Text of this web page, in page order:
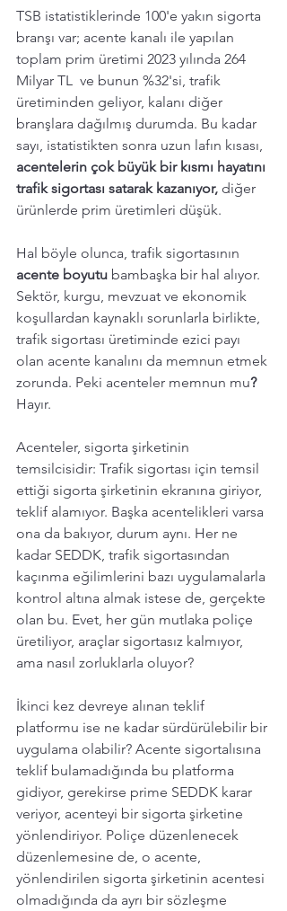
TSB istatistiklerinde 100'e yakın sigorta
branşı var; acente kanalı ile yapılan
toplam prim üretimi 2023 yılında 264
Milyar TL  ve bunun %32'si, trafik
üretiminden geliyor, kalanı diğer
branşlara dağılmış durumda. Bu kadar
sayı, istatistikten sonra uzun lafın kısası,
acentelerin çok büyük bir kısmı hayatını
trafik sigortası satarak kazanıyor, diğer
ürünlerde prim üretimleri düşük.
Hal böyle olunca, trafik sigortasının
acente boyutu bambaşka bir hal alıyor.
Sektör, kurgu, mevzuat ve ekonomik
koşullardan kaynaklı sorunlarla birlikte,
trafik sigortası üretiminde ezici payı
olan acente kanalını da memnun etmek
zorunda. Peki acenteler memnun mu?
Hayır.
Acenteler, sigorta şirketinin
temsilcisidir: Trafik sigortası için temsil
ettiği sigorta şirketinin ekranına giriyor,
teklif alamıyor. Başka acentelikleri varsa
ona da bakıyor, durum aynı. Her ne
kadar SEDDK, trafik sigortasından
kaçınma eğilimlerini bazı uygulamalarla
kontrol altına almak istese de, gerçekte
olan bu. Evet, her gün mutlaka poliçe
üretiliyor, araçlar sigortasız kalmıyor,
ama nasıl zorluklarla oluyor?
İkinci kez devreye alınan teklif
platformu ise ne kadar sürdürülebilir bir
uygulama olabilir? Acente sigortalısına
teklif bulamadığında bu platforma
gidiyor, gerekirse prime SEDDK karar
veriyor, acenteyi bir sigorta şirketine
yönlendiriyor. Poliçe düzenlenecek
düzenlemesine de, o acente,
yönlendirilen sigorta şirketinin acentesi
olmadığında da ayrı bir sözleşme